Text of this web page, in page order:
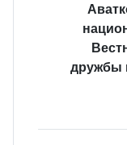
дружбы